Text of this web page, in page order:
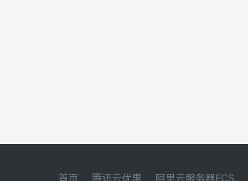
首页 腾讯云优惠 阿里云服务器ECS